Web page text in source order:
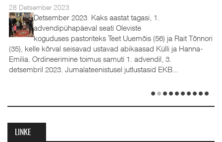
28 Detsember 2023
Detsember 2023 Kaks aastat tagasi, 1.
advendipühapäeval seati Oleviste
koguduses pastoriteks Teet Uuemõis (56) ja Rait Tõnnori
(35), kelle kõrval seisavad ustavad abikaasad Külli ja Hanna-
Emilia. Ordineerimine toimus samuti 1. advendil, 3.
detsembril 2023. Jumalateenistusel jutlustasid EKB...
LINKE